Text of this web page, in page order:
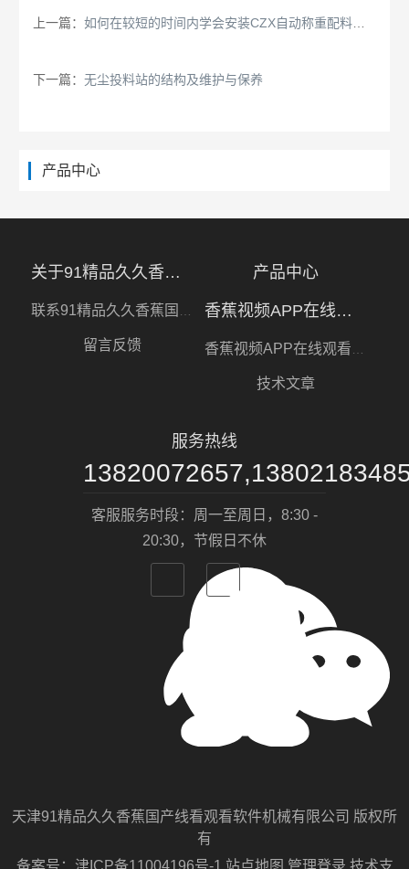
上一篇：如何在较短的时间内学会安装CZX自动称重配料系统？
下一篇：无尘投料站的结构及维护与保养
产品中心
关于91精品久久香蕉国产线看观看软件
留言反馈
产品中心
香蕉视频APP在线观看视频
技术文章
服务热线
客服服务时段：周一至周日，8:30 -
20:30，节假日不休
天津91精品久久香蕉国产线看观看软件机械有限公司 版权所
有
备案号： 津ICP备11004196号-1 站点地图 管理登录 技术支